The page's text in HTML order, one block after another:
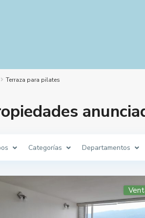
Terraza para pilates
Categorías Departamentos